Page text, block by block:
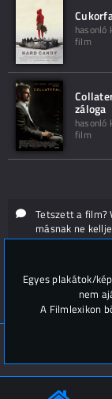
hasonló
film
záloga
hasonló
film
Tetszett a film?
másnak ne
©
Egyes plakátok/
nem
A Filmlexikon